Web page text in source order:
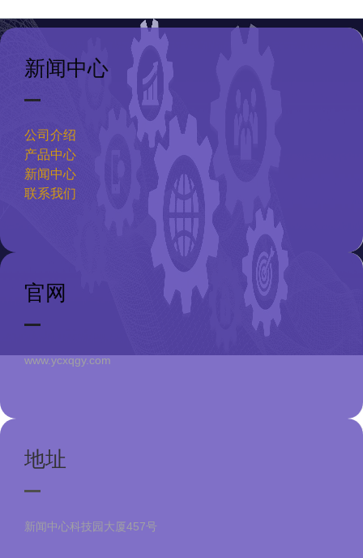
新闻中心
公司介绍
产品中心
新闻中心
联系我们
官网
www.ycxqgy.com
地址
新闻中心科技园大厦457号